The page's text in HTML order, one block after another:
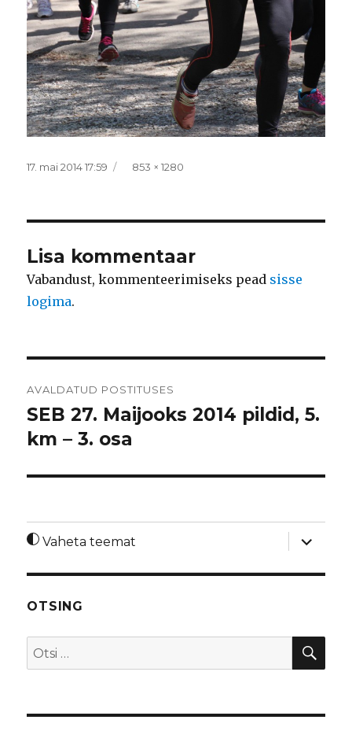
Postitatud
17. mai 2014 17:59 Täissuurus
853 × 1280
Lisa kommentaar
Vabandust, kommenteerimiseks pead sisse
logima.
AVALDATUD POSTITUSES
SEB 27. Maijooks 2014 pildid, 5.
km – 3. osa
Vaheta teemat
laienda
OTSING
Otsi: